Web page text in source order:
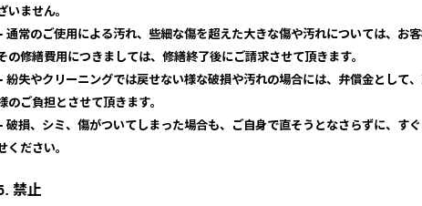
いません。
通常のご使用による汚れ、些細な傷を超えた大きな傷や汚れについては、お
の修繕費用につきましては、修繕終了後にご請求させて頂きます。
紛失やクリーニングでは戻せない様な破損や汚れの場合には、弁償金として
のご負担とさせて頂きます。
破損、シミ、傷がついてしまった場合も、ご自身で直そうとなさらずに、すぐ
ください。
禁止